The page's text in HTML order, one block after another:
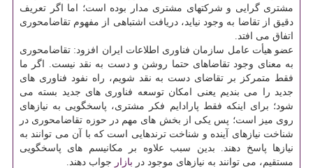
مشتری گرایی و شركتهای مشتری مدار بوده است؛ اما اگر تعریف
دقیق از تقاضا به وجود نیاید، دریافت اشتباهی از مفهوم تقاضامحوری
اتفاق می افتد.
عضو هیأت عامل سازمان فناوری اطلاعات ایران افزود: تقاضامحوری
به معنای وجود تقاضاهای حتما روشن و دست به نقد نیست. اگر ما
فقط متمركز بر تقاضای دست به نقد شویم، راه نفود فناوری های
جدید را می بندیم یعنی امكان توسعه فناوری های جدید بسته می
شود؛ برای اینكه فقط پارادایم فكر مشتری، پاسخگویی به نیازهای
روی میز است؛ پس یكی از بخش های مهم در حوزه تقاضامحوری در
شناخت نیازهای آینده و شناخت ترندهایی است كه با آن می توانند به
نیازها پاسخ دهند. بدین سبب علاوه بر مكانیسم های پاسخگویی
مستقیم، می توانند به نیازهای موجود در بازار جواب دهند.